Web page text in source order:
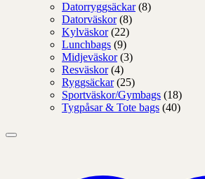
Datorryggsäckar (8)
Datorväskor (8)
Kylväskor (22)
Lunchbags (9)
Midjeväskor (3)
Resväskor (4)
Ryggsäckar (25)
Sportväskor/Gymbags (18)
Tygpåsar & Tote bags (40)